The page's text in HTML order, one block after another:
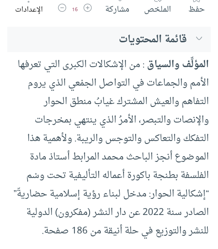
حفظ الملخص مشاركة زيادة حجم الخط
16 تقليل حجم الخط
الإعدادات
قائمة المحتويات
المؤلِّف والسياق: من الإشكالات الكبرى التي تعرفها
الأمم والجماعات في التواصل الجمْعي الذي يروم
التفاهم والعيش المشترك غيابُ منطق الحوار
والإنصات والتبصر، الأمرُ الذي ينتهي بمخرجات
التفكك والتعاكس والتوجس والريبة. ولأهمية هذا
الموضوع أنجز الباحث محمد المرابط أستاذ مادة
الفلسفة بطنجة باكورة أعماله التأليفية تحت وسْم
“إشكالية الحوار: مدخل لبناء رؤية إسلامية حضاريةّ”
الصادر سنة 2022 عن دار النشر (مفكرون) الدولية
للنشر والتوزيع في حلة أنيقة من 186 صفحة.